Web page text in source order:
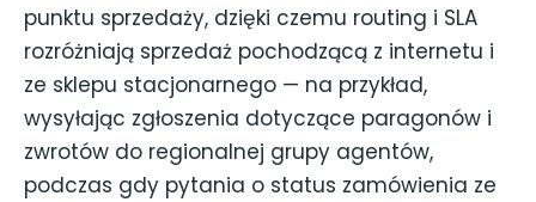
punktu sprzedaży, dzięki czemu routing i SLA
rozróżniają sprzedaż pochodzącą z internetu i
ze sklepu stacjonarnego — na przykład,
wysyłając zgłoszenia dotyczące paragonów i
zwrotów do regionalnej grupy agentów,
podczas gdy pytania o status zamówienia ze